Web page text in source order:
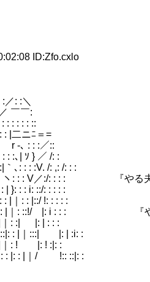
ID:Zfo.cxlo
: :＼
￣￣:
: : : ::
ニﾆ＝=
: : :／::
／ /: :
: ,: /: : :
『やる夫さん！大
: : : : :
!: : : : :
|: i : : : 『やる夫
|: | : : :
|: | :i: :
! |: ! :|: :
/ !:: ::|: :